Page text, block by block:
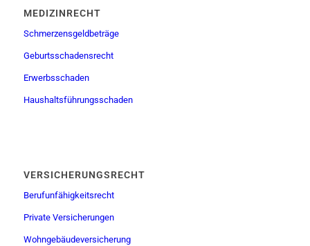
MEDIZINRECHT
Schmerzensgeldbeträge
Geburtsschadensrecht
Erwerbsschaden
Haushaltsführungsschaden
VERSICHERUNGSRECHT
Berufunfähigkeitsrecht
Private Versicherungen
Wohngebäudeversicherung